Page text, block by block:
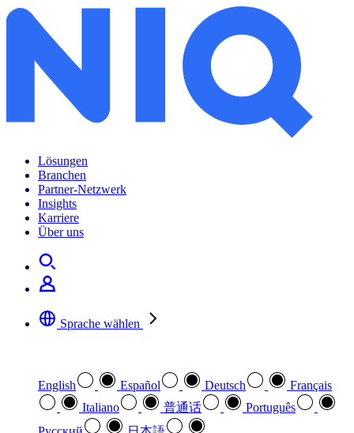
Lösungen
Branchen
Partner-Netzwerk
Insights
Karriere
Über uns
Sprache wählen
English Español Deutsch
Français
Italiano
普通话
Português